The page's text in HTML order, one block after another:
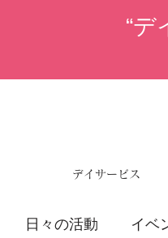
“デ
デイサービス
日々の活動 イベ